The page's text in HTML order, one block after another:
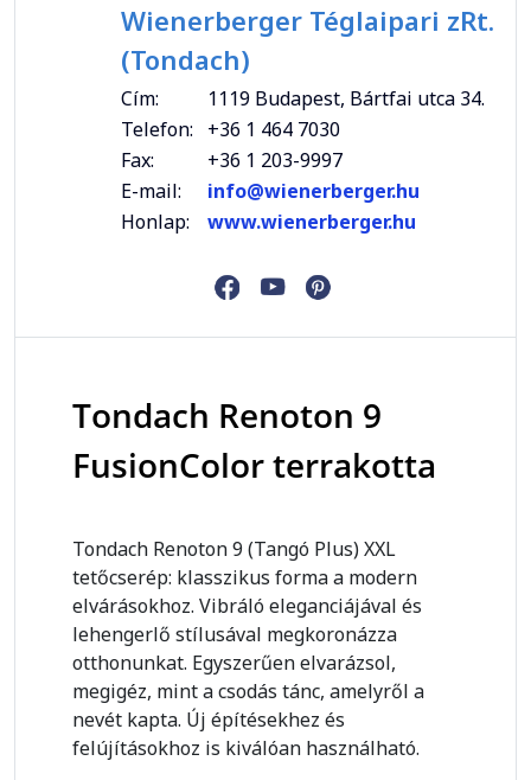
Wienerberger Téglaipari zRt.
(Tondach)
Cím:
1119 Budapest, Bártfai utca 34.
Telefon:
+36 1 464 7030
Fax:
+36 1 203-9997
E-mail:
info@wienerberger.hu
Honlap:
www.wienerberger.hu
Tondach Renoton 9
FusionColor terrakotta
Tondach Renoton 9 (Tangó Plus) XXL
tetőcserép: klasszikus forma a modern
elvárásokhoz. Vibráló eleganciájával és
lehengerlő stílusával megkoronázza
otthonunkat. Egyszerűen elvarázsol,
megigéz, mint a csodás tánc, amelyről a
nevét kapta. Új építésekhez és
felújításokhoz is kiválóan használható.